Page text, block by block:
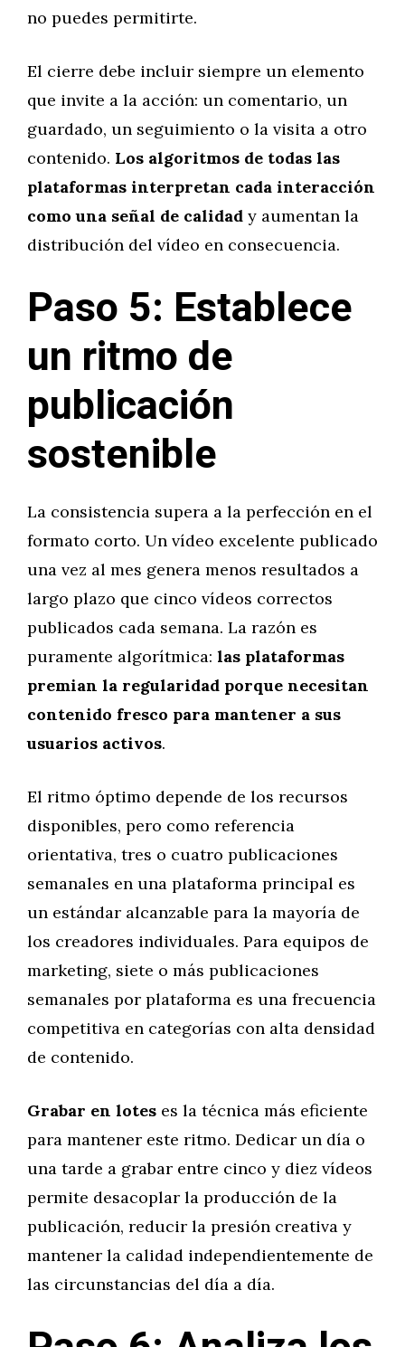
no puedes permitirte.
El cierre debe incluir siempre un elemento
que invite a la acción: un comentario, un
guardado, un seguimiento o la visita a otro
contenido. Los algoritmos de todas las
plataformas interpretan cada interacción
como una señal de calidad y aumentan la
distribución del vídeo en consecuencia.
Paso 5: Establece
un ritmo de
publicación
sostenible
La consistencia supera a la perfección en el
formato corto. Un vídeo excelente publicado
una vez al mes genera menos resultados a
largo plazo que cinco vídeos correctos
publicados cada semana. La razón es
puramente algorítmica: las plataformas
premian la regularidad porque necesitan
contenido fresco para mantener a sus
usuarios activos.
El ritmo óptimo depende de los recursos
disponibles, pero como referencia
orientativa, tres o cuatro publicaciones
semanales en una plataforma principal es
un estándar alcanzable para la mayoría de
los creadores individuales. Para equipos de
marketing, siete o más publicaciones
semanales por plataforma es una frecuencia
competitiva en categorías con alta densidad
de contenido.
Grabar en lotes es la técnica más eficiente
para mantener este ritmo. Dedicar un día o
una tarde a grabar entre cinco y diez vídeos
permite desacoplar la producción de la
publicación, reducir la presión creativa y
mantener la calidad independientemente de
las circunstancias del día a día.